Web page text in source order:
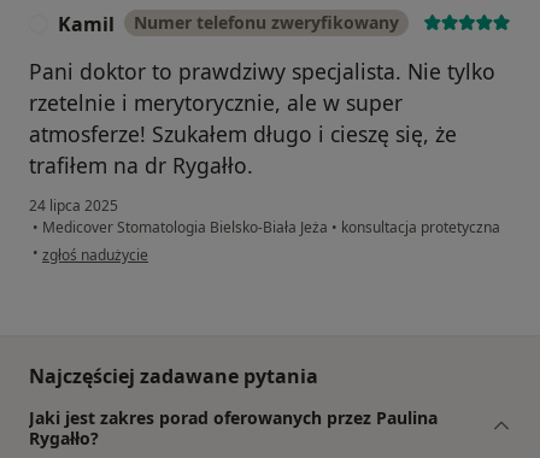
Kamil Numer telefonu zweryfikowany
Pani doktor to prawdziwy specjalista. Nie tylko
rzetelnie i merytorycznie, ale w super
atmosferze! Szukałem długo i cieszę się, że
trafiłem na dr Rygałło.
24 lipca 2025
• Medicover Stomatologia Bielsko-Biała Jeża • konsultacja protetyczna
• w opinii użytkownika Kamil
zgłoś nadużycie
Najczęściej zadawane pytania
Jaki jest zakres porad oferowanych przez Paulina
Rygałło?